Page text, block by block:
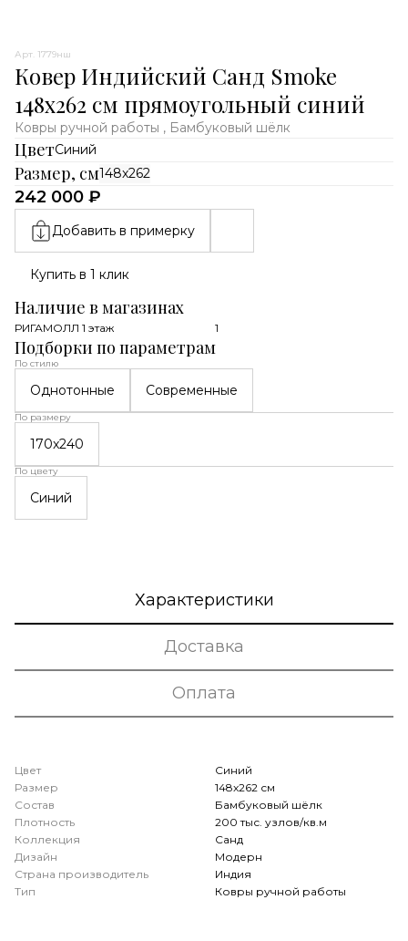
Арт. 1779нш
Ковер Индийский Санд Smoke
148x262 см прямоугольный синий
Ковры ручной работы , Бамбуковый шёлк
ЦветСиний
Размер, см148x262
242 000 ₽
Добавить в примерку
Купить в 1 клик
Наличие в магазинах
РИГАМОЛЛ 1 этаж 1
Подборки по параметрам
По стилю
Однотонные Современные
По размеру
170x240
По цвету
Синий
Характеристики
Доставка
Оплата
Цвет
Синий
Размер
148x262 см
Состав
Бамбуковый шёлк
Плотность
200 тыс. узлов/кв.м
Коллекция
Санд
Дизайн
Модерн
Страна производитель
Индия
Тип
Ковры ручной работы